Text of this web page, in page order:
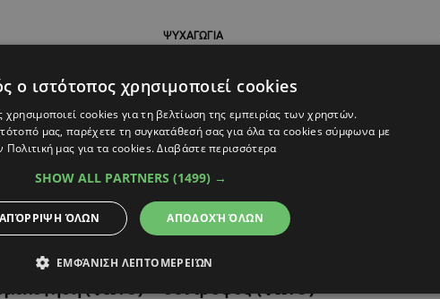
σύντροφό της
ΨΥΧΑΓΩΓΙΑ
Γκέντσογλου – Αυτή είναι η νέα του
ο ιστότοπος χρησιμοποιεί cookies
χρησιμοποιεί cookies για τη βελτίωση της εμπειρίας των χρηστών.
μας, παρέχετε τη συγκατάθεσή σας για όλα τα cookies σύμφωνα με
Πολιτική μας για τα cookies.Διαβάστε περισσότερα
SHOW ALL PARTNERS (1499) →
ΑΠΟΔΟΧΉ ΌΛΩΝ
ΑΠΌΡΡΙΨΗ ΌΛΩΝ
ΕΜΦΆΝΙΣΗ ΛΕΠΤΟΜΕΡΕΙΏΝ